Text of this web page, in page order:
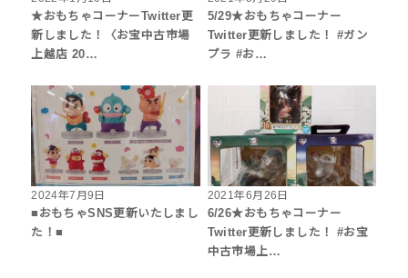
★おもちゃコーナーTwitter更
新しました！〈お宝中古市場
上越店 20…
5/29★おもちゃコーナー
Twitter更新しました！ #ガン
プラ #お…
2024年7月9日
■おもちゃSNS更新いたしまし
た！■
2021年6月26日
6/26★おもちゃコーナー
Twitter更新しました！ #お宝
中古市場上…